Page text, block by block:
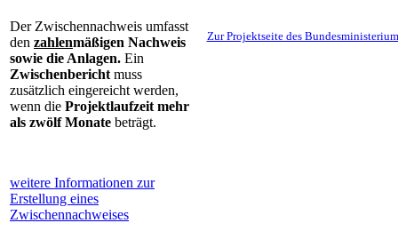
Der Zwischennachweis umfasst
den zahlenmäßigen Nachweis
sowie die Anlagen. Ein
Zwischenberichtmuss
zusätzlich eingereicht werden,
wenn die Projektlaufzeit mehr
als zwölf Monate beträgt.
weitere Informationen zur
Erstellung eines
Zwischennachweises
Zur Projektseite des